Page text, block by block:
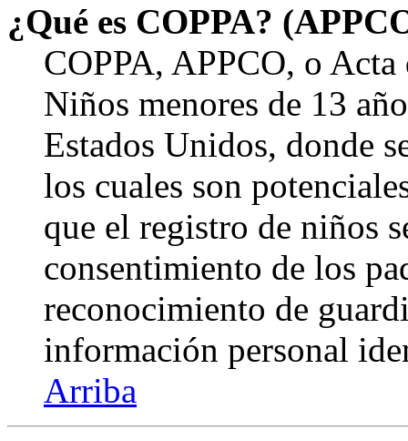
¿Qué es COPPA?
COPPA, APPCO, o
Niños menores de 13
Estados Unidos, donde
los cuales son
que el registro de niños
consentimiento de los
reconocimiento de
información personal
Arriba